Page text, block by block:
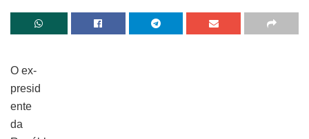
O ex-
presid
ente
da